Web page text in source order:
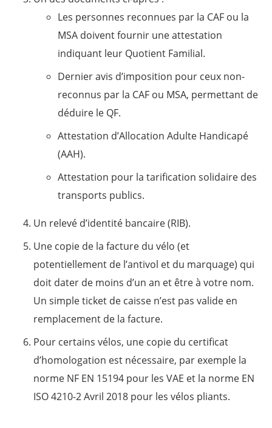
Les personnes reconnues par la CAF ou la
MSA doivent fournir une attestation
indiquant leur Quotient Familial.
Dernier avis d’imposition pour ceux non-
reconnus par la CAF ou MSA, permettant de
déduire le QF.
Attestation d’Allocation Adulte Handicapé
(AAH).
Attestation pour la tarification solidaire des
transports publics.
Un relevé d’identité bancaire (RIB).
Une copie de la facture du vélo (et
potentiellement de l’antivol et du marquage) qui
doit dater de moins d’un an et être à votre nom.
Un simple ticket de caisse n’est pas valide en
remplacement de la facture.
Pour certains vélos, une copie du certificat
d’homologation est nécessaire, par exemple la
norme NF EN 15194 pour les VAE et la norme EN
ISO 4210-2 Avril 2018 pour les vélos pliants.